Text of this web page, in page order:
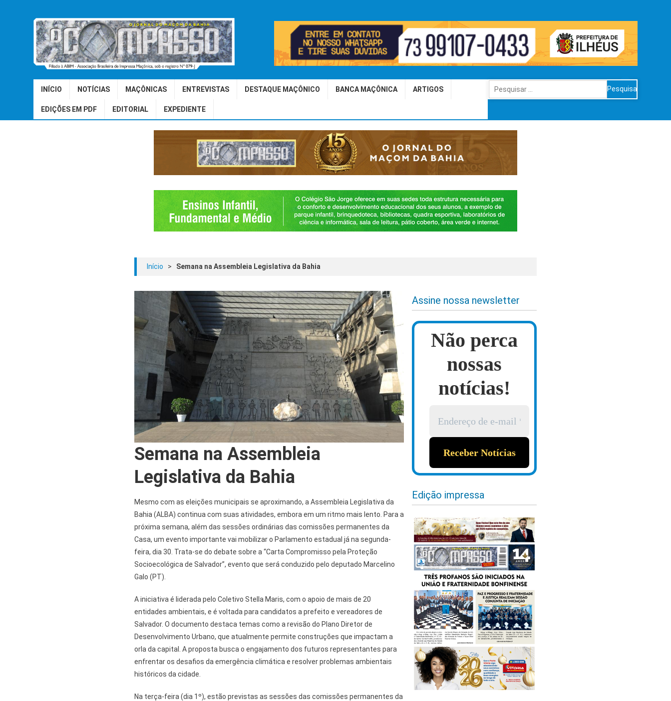
INÍCIO NOTÍCIAS MAÇÔNICAS ENTREVISTAS DESTAQUE MAÇÔNICO BANCA MAÇÔNICA ARTIGOS
EDIÇÕES EM PDF EDITORIAL EXPEDIENTE
Pesquisar
por:
Início > Semana na Assembleia Legislativa da Bahia
Semana na Assembleia
Legislativa da Bahia
Mesmo com as eleições municipais se aproximando, a Assembleia Legislativa da
Bahia (ALBA) continua com suas atividades, embora em um ritmo mais lento. Para a
próxima semana, além das sessões ordinárias das comissões permanentes da
Casa, um evento importante vai mobilizar o Parlamento estadual já na segunda-
feira, dia 30. Trata-se do debate sobre a “Carta Compromisso pela Proteção
Socioecológica de Salvador”, evento que será conduzido pelo deputado Marcelino
Galo (PT).
A iniciativa é liderada pelo Coletivo Stella Maris, com o apoio de mais de 20
entidades ambientais, e é voltada para candidatos a prefeito e vereadores de
Salvador. O documento destaca temas como a revisão do Plano Diretor de
Desenvolvimento Urbano, que atualmente permite construções que impactam a
orla da capital. A proposta busca o engajamento dos futuros representantes para
enfrentar os desafios da emergência climática e resolver problemas ambientais
históricos da cidade.
Na terça-feira (dia 1º), estão previstas as sessões das comissões permanentes da
Assine nossa newsletter
Não perca
nossas
notícias!
Edição impressa